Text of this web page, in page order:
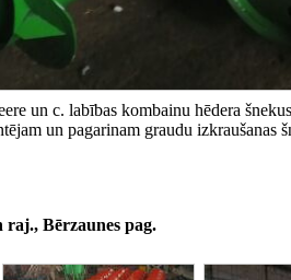
un c. labības kombainu hēdera
un pagarinam graudu izkraušanas
raj., Bērzaunes pag.